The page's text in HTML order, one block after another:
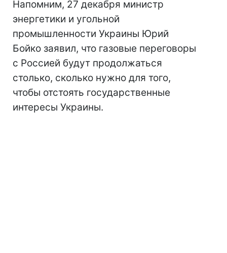
Напомним, 27 декабря министр
энергетики и угольной
промышленности Украины Юрий
Бойко заявил, что газовые переговоры
с Россией будут продолжаться
столько, сколько нужно для того,
чтобы отстоять государственные
интересы Украины.